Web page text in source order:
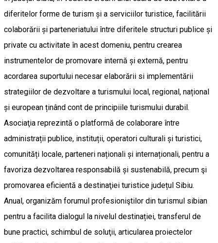
diferitelor forme de turism și a serviciilor turistice, facilitării
colaborării și parteneriatului între diferitele structuri publice și
private cu activitate în acest domeniu, pentru crearea
instrumentelor de promovare internă și externă, pentru
acordarea suportului necesar elaborării si implementării
strategiilor de dezvoltare a turismului local, regional, național
și european ținând cont de principiile turismului durabil.
Asociaţia reprezintă o platformă de colaborare între
administrații publice, instituții, operatori culturali și turistici,
comunități locale, parteneri naționali și internaționali, pentru a
favoriza dezvoltarea responsabilă și sustenabilă, precum şi
promovarea eficientă a destinaţiei turistice județul Sibiu.
Anual, organizăm forumul profesioniştilor din turismul sibian
pentru a facilita dialogul la nivelul destinației, transferul de
bune practici, schimbul de soluţii, articularea proiectelor